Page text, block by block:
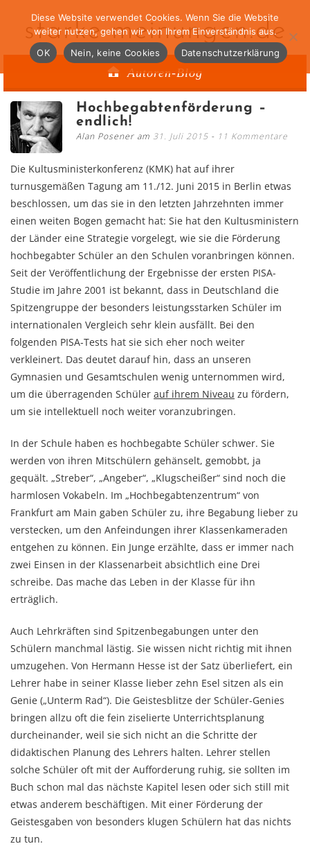
starke-meinungen.de
Autoren-Blog
Hochbegabtenförderung –
endlich!
Alan Posener am 31. Juli 2015 11 Kommentare
Die Kultusministerkonferenz (KMK) hat auf ihrer
turnusgemäßen Tagung am 11./12. Juni 2015 in Berlin etwas
beschlossen, um das sie in den letzten Jahrzehnten immer
einen weiten Bogen gemacht hat: Sie hat den Kultusministern
der Länder eine Strategie vorgelegt, wie sie die Förderung
hochbegabter Schüler an den Schulen voranbringen können.
Seit der Veröffentlichung der Ergebnisse der ersten PISA-
Studie im Jahre 2001 ist bekannt, dass in Deutschland die
Spitzengruppe der besonders leistungsstarken Schüler im
internationalen Vergleich sehr klein ausfällt. Bei den
folgenden PISA-Tests hat sie sich eher noch weiter
verkleinert. Das deutet darauf hin, dass an unseren
Gymnasien und Gesamtschulen wenig unternommen wird,
um die überragenden Schüler auf ihrem Niveau zu fördern,
um sie intellektuell noch weiter voranzubringen.
In der Schule haben es hochbegabte Schüler schwer. Sie
werden von ihren Mitschülern gehänselt, gemobbt, ja
gequält. „Streber“, „Angeber“, „Klugscheißer“ sind noch die
harmlosen Vokabeln. Im „Hochbegabtenzentrum“ von
Frankfurt am Main gaben Schüler zu, ihre Begabung lieber zu
verstecken, um den Anfeindungen ihrer Klassenkameraden
entgehen zu können. Ein Junge erzählte, dass er immer nach
zwei Einsen in der Klassenarbeit absichtlich eine Drei
schreibe. Das mache das Leben in der Klasse für ihn
erträglich.
Auch Lehrkräften sind Spitzenbegabungen unter den
Schülern manchmal lästig. Sie wissen nicht richtig mit ihnen
umzugehen. Von Hermann Hesse ist der Satz überliefert, ein
Lehrer habe in seiner Klasse lieber zehn Esel sitzen als ein
Genie („Unterm Rad“). Die Geistesblitze der Schüler-Genies
bringen allzu oft die fein ziselierte Unterrichtsplanung
durcheinander, weil sie sich nicht an die Schritte der
didaktischen Planung des Lehrers halten. Lehrer stellen
solche Schüler oft mit der Aufforderung ruhig, sie sollten im
Buch schon mal das nächste Kapitel lesen oder sich still mit
etwas anderem beschäftigen. Mit einer Förderung der
Geistesgaben von besonders klugen Schülern hat das nichts
zu tun.
Diese Website verwendet Cookies. Wenn Sie die Website
weiter nutzen, gehen wir von Ihrem Einverständnis aus.
OK
Nein, keine Cookies Datenschutzerklärung